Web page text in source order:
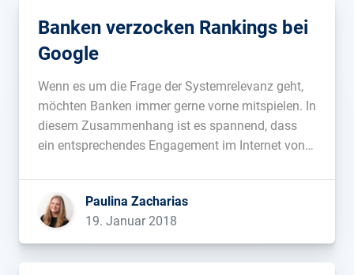
Banken verzocken Rankings bei
Google
Wenn es um die Frage der Systemrelevanz geht,
möchten Banken immer gerne vorne mitspielen. In
diesem Zusammenhang ist es spannend, dass
ein entsprechendes Engagement im Internet von
Allein drei große, primär offline-agierende Banken
aus der DACH-Region haben, in den letzten
Jahren, viele relevante Rankings verloren […]...
Paulina Zacharias
19. Januar 2018